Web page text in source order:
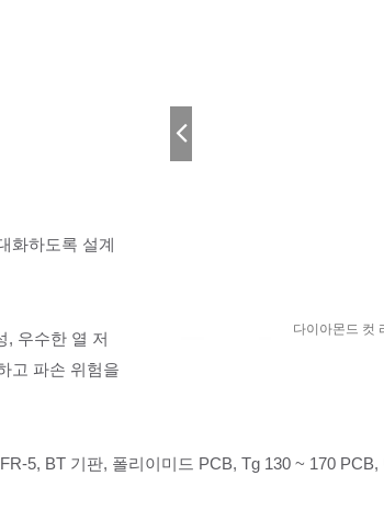
다이아몬드 컷
화하도록 설계
, 우수한 열 저
고 파손 위험을
5, BT 기판, 폴리이미드 PCB, Tg 130 ~ 170